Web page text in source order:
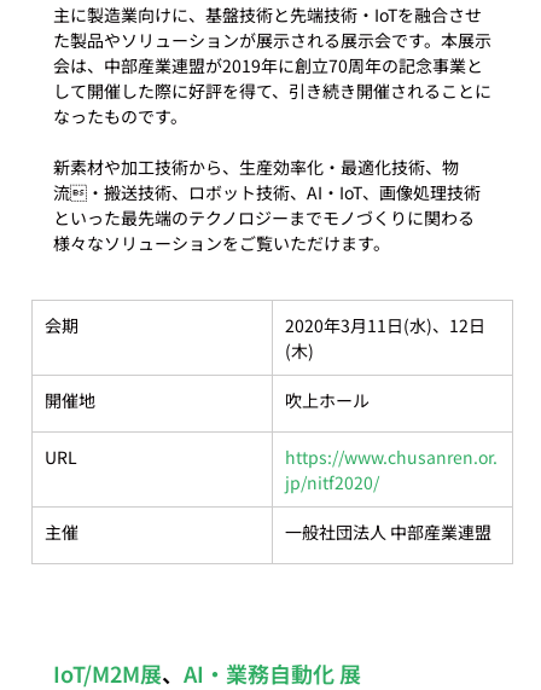
主に製造業向けに、基盤技術と先端技術・IoTを融合させ
た製品やソリューションが展示される展示会です。本展示
会は、中部産業連盟が2019年に創立70周年の記念事業と
して開催した際に好評を得て、引き続き開催されることに
なったものです。
新素材や加工技術から、生産効率化・最適化技術、物
流・搬送技術、ロボット技術、AI・IoT、画像処理技術
といった最先端のテクノロジーまでモノづくりに関わる
会期
2020年3月11日(水)、12日
(木)
開催地 吹上ホール
URL
https://www.chusanren.or.
jp/nitf2020/
主催 一般社団法人 中部産業連盟
IoT/M2M展、 AI・業務自動化 展